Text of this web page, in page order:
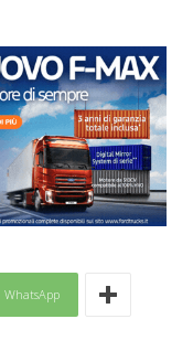
WhatsApp